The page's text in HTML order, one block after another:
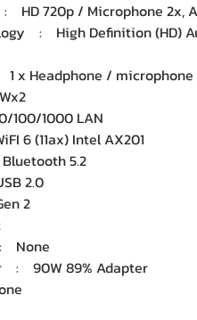
HD 720p / Microphone 2x,
: High Definition (HD)
x Headphone / microphone
1000 LAN
6 (11ax) Intel AX201
5.2
2.0
2
None
: 90W 89% Adapter